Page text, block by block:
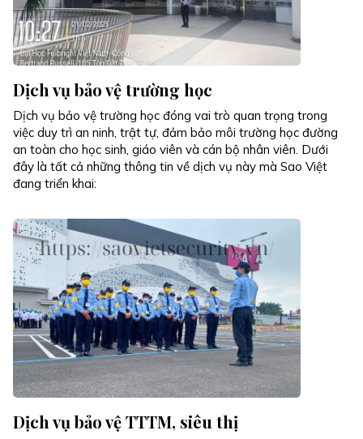
Dịch vụ bảo vệ trường học
Dịch vụ bảo vệ trường học đóng vai trò quan trọng trong
việc duy trì an ninh, trật tự, đảm bảo môi trường học đường
an toàn cho học sinh, giáo viên và cán bộ nhân viên. Dưới
đây là tất cả những thông tin về dịch vụ này mà Sao Việt
đang triển khai:
Dịch vụ bảo vệ TTTM, siêu thị